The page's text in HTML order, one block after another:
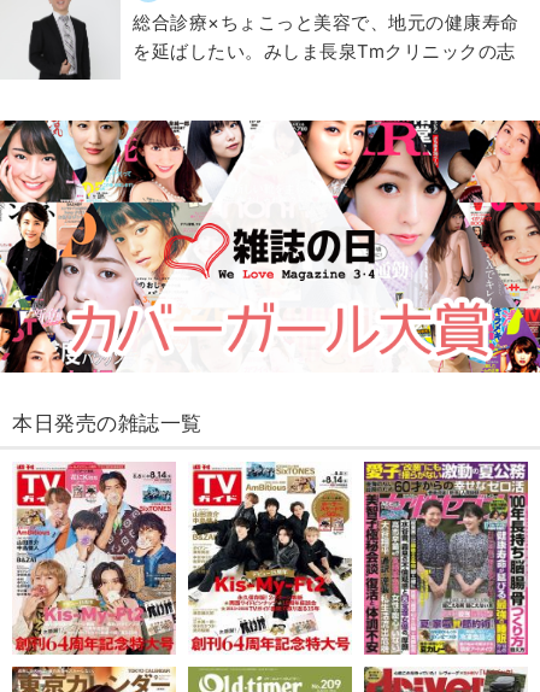
総合診療×ちょこっと美容で、地元の健康寿命
を延ばしたい。みしま長泉Tmクリニックの志
本日発売の雑誌一覧